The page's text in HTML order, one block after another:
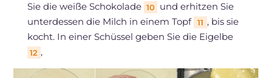
Sie die weiße Schokolade 10 und erhitzen Sie
unterdessen die Milch in einem Topf 11 , bis sie
kocht. In einer Schüssel geben Sie die Eigelbe
12 ,